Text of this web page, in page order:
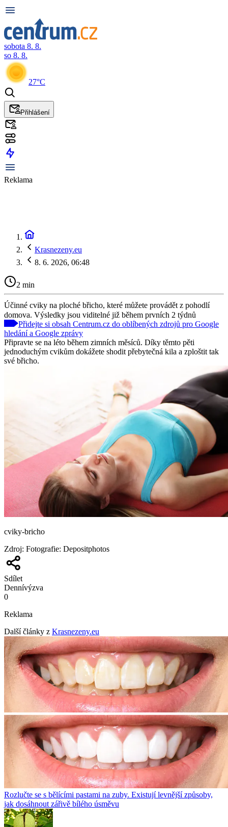
sobota 8. 8.
so 8. 8.
27°C
Přihlášení
Reklama
Krasnezeny.eu
8. 6. 2026, 06:48
2 min
Účinné cviky na ploché břicho, které můžete provádět z pohodlí
domova. Výsledky jsou viditelné již během prvních 2 týdnů
Přidejte si obsah Centrum.cz do oblíbených zdrojů pro Google
hledání a Google zprávy
Připravte se na léto během zimních měsíců. Díky těmto pěti
jednoduchým cvikům dokážete shodit přebytečná kila a zploštit tak
své břicho.
cviky-bricho
Zdroj: Fotografie: Depositphotos
Sdílet
Dennívýzva
0
Reklama
Další články z Krasnezeny.eu
Rozlučte se s bělícími pastami na zuby. Existují levnější způsoby,
jak dosáhnout zářivě bílého úsměvu